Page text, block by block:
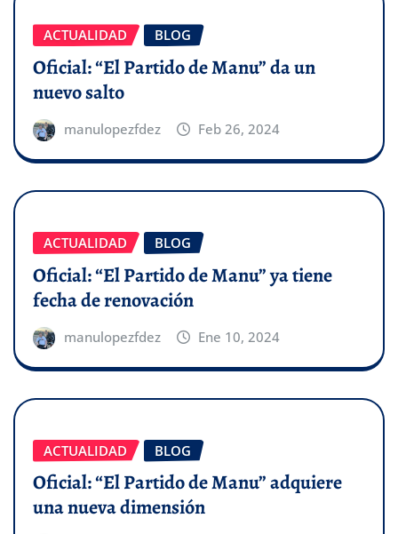
ACTUALIDAD BLOG
Oficial: “El Partido de Manu” da un
nuevo salto
manulopezfdez Feb 26, 2024
ACTUALIDAD BLOG
Oficial: “El Partido de Manu” ya tiene
fecha de renovación
manulopezfdez Ene 10, 2024
ACTUALIDAD BLOG
Oficial: “El Partido de Manu” adquiere
una nueva dimensión